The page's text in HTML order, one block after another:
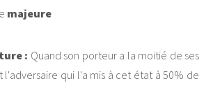
majeure
: Quand son porteur a la moitié de ses
l'adversaire qui l'a mis à cet état à 50% de